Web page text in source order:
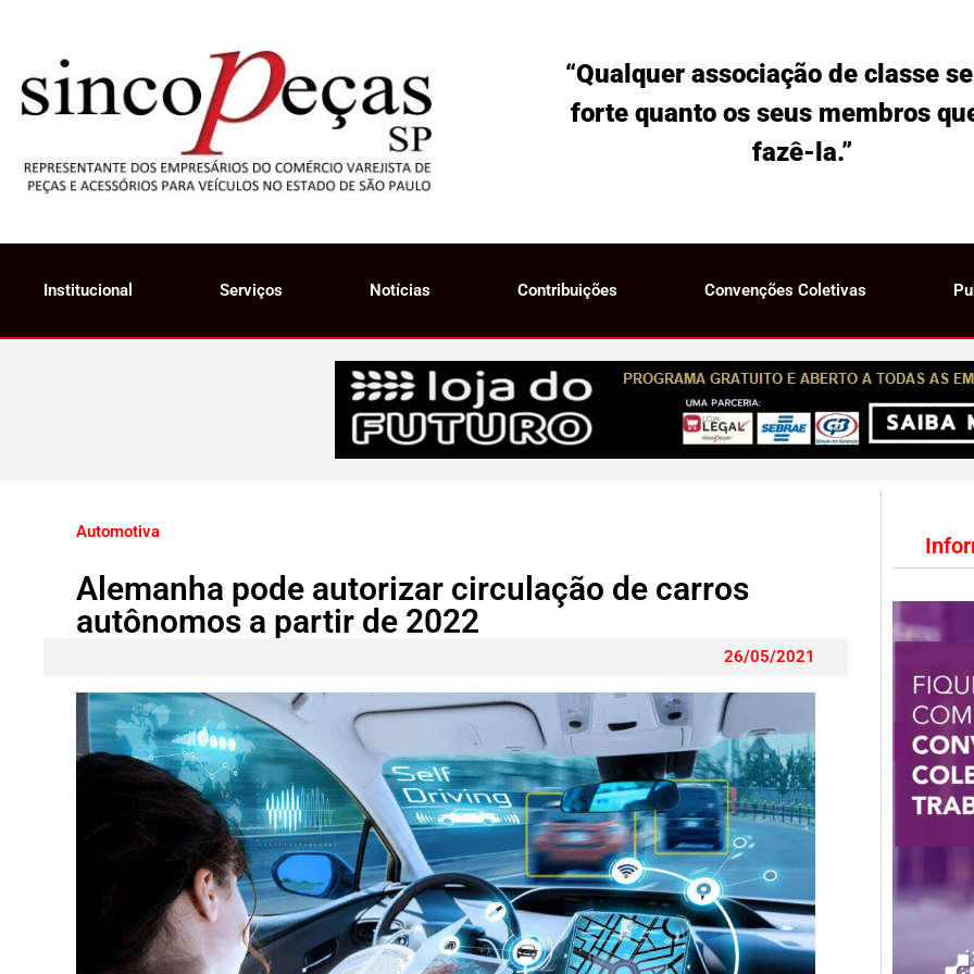
“Qualquer associação de classe
forte quanto os seus membros
fazê-la.”
Institucional Serviços Notícias Contribuições Convenções Coletivas
Automotiva
Alemanha pode autorizar circulação de carros
autônomos a partir de 2022
26/05/2021